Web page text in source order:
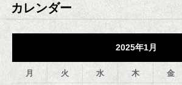
カレンダー
2025年1月
月 火 水 木 金